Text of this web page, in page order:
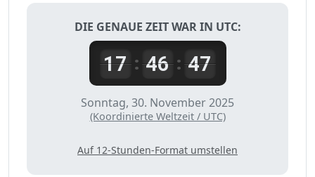
DIE GENAUE ZEIT WAR IN UTC:
17: 46: 47
Sonntag, 30. November 2025
(Koordinierte Weltzeit / UTC)
Auf 12-Stunden-Format umstellen